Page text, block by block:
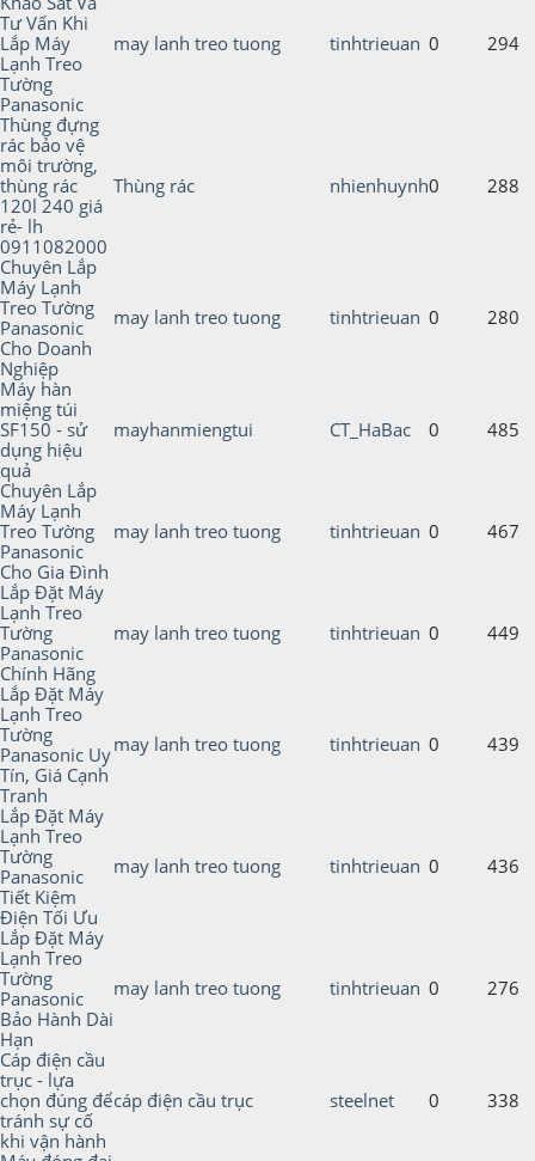
Tư Vấn Khi
Lắp Máy
Lạnh Treo
Tường
Panasonic
may lanh treo tuong tinhtrieuan 0 294
Thùng đựng
rác bảo vệ
môi trường,
thùng rác
120l 240 giá
rẻ- lh
0911082000
Thùng rác nhienhuynh0 288
Chuyên Lắp
Máy Lạnh
Treo Tường
Panasonic
Cho Doanh
Nghiệp
may lanh treo tuong tinhtrieuan 0 280
Máy hàn
miệng túi
SF150 - sử
dụng hiệu
quả
mayhanmiengtui CT_HaBac 0 485
Chuyên Lắp
Máy Lạnh
Treo Tường
Panasonic
Cho Gia Đình
may lanh treo tuong tinhtrieuan 0 467
Lắp Đặt Máy
Lạnh Treo
Tường
Panasonic
Chính Hãng
may lanh treo tuong tinhtrieuan 0 449
Lắp Đặt Máy
Lạnh Treo
Tường
Panasonic Uy
Tín, Giá Cạnh
Tranh
may lanh treo tuong tinhtrieuan 0 439
Lắp Đặt Máy
Lạnh Treo
Tường
Panasonic
Tiết Kiệm
Điện Tối Ưu
may lanh treo tuong tinhtrieuan 0 436
Lắp Đặt Máy
Lạnh Treo
Tường
Panasonic
Bảo Hành Dài
Hạn
may lanh treo tuong tinhtrieuan 0 276
Cáp điện cầu
trục - lựa
chọn đúng để
tránh sự cố
khi vận hành
cáp điện cầu trục steelnet 0 338